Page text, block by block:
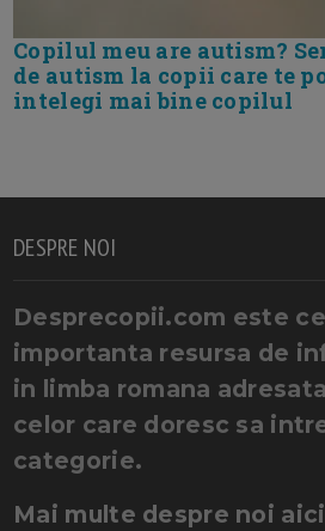
Copilul meu are autism?
de autism la copii care te
intelegi mai bine copilul
DESPRE NOI
Desprecopii.com este
importanta resursa de
in limba romana
celor care doresc sa
categorie.
Mai multe despre noi aici